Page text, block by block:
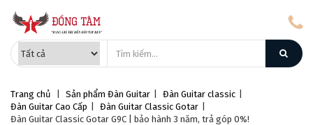
Trang chủ Sản phẩm Đàn Guitar Đàn Guitar classic
Đàn Guitar Cao Cấp
Đàn Guitar Classic Gotar
Đàn Guitar Classic Gotar G9C | bảo hành 3 năm, trả góp 0%!